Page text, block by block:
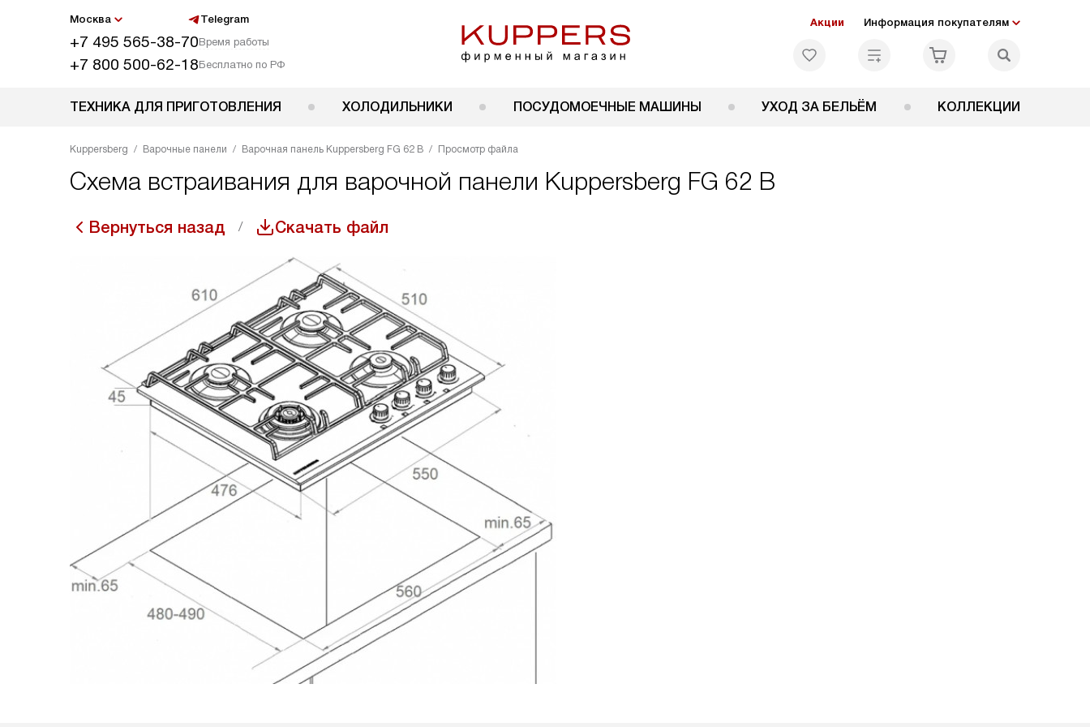
Москва Telegram
+7 495 565-38-70Время работы
+7 800 500-62-18Бесплатно по РФ
Акции Информация покупателям
ТЕХНИКА ДЛЯ ПРИГОТОВЛЕНИЯ ХОЛОДИЛЬНИКИ ПОСУДОМОЕЧНЫЕ МАШИНЫ УХОД ЗА БЕЛЬЁМ КОЛЛЕКЦИИ
Kuppersberg Варочные панели Варочная панель Kuppersberg FG 62 B Просмотр файла
Схема встраивания для варочной панели Kuppersberg FG 62 B
Вернуться назад Скачать файл